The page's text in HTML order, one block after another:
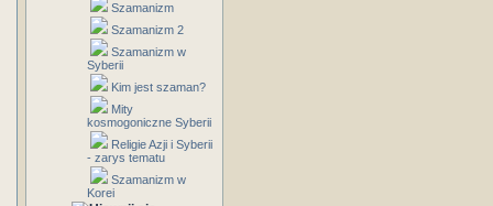
Szamanizm
Szamanizm 2
Szamanizm w
Syberii
Kim jest szaman?
Mity
kosmogoniczne Syberii
Religie Azji i Syberii
- zarys tematu
Szamanizm w
Korei